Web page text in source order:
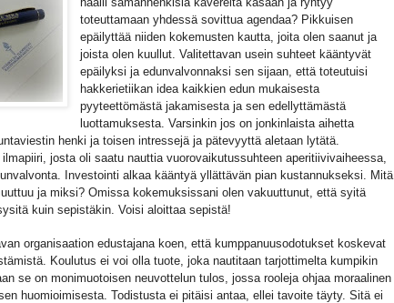
toteuttamaan yhdessä sovittua agendaa? Pikkuisen
epäilyttää niiden kokemusten kautta, joita olen saanut ja
joista olen kuullut. Valitettavan usein suhteet kääntyvät
epäilyksi ja edunvalvonnaksi sen sijaan, että toteutuisi
hakkerietiikan idea kaikkien edun mukaisesta
pyyteettömästä jakamisesta ja sen edellyttämästä
luottamuksesta. Varsinkin jos on jonkinlaista aihetta
henki ja toisen intressejä ja pätevyyttä aletaan lytätä.
josta oli saatu nauttia vuorovaikutussuhteen aperitiivivaiheessa,
Investointi alkaa kääntyä yllättävän pian kustannukseksi. Mitä
ja miksi? Omissa kokemuksissani olen vakuuttunut, että syitä
kuin sepistäkin. Voisi aloittaa sepistä!
organisaation edustajana koen, että kumppanuusodotukset koskevat
Koulutus ei voi olla tuote, joka nautitaan tarjottimelta kumpikin
se on monimuotoisen neuvottelun tulos, jossa rooleja ohjaa moraalinen
huomioimisesta. Todistusta ei pitäisi antaa, ellei tavoite täyty. Sitä ei